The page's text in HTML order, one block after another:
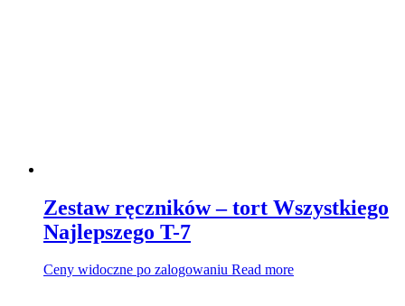
Zestaw ręczników – tort Wszystkiego
Najlepszego T-7
Ceny widoczne po zalogowaniu Read more